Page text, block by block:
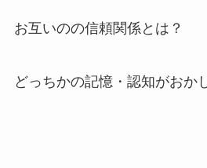
お互いのの信頼関係とは？
どっちかの記憶・認知がおか